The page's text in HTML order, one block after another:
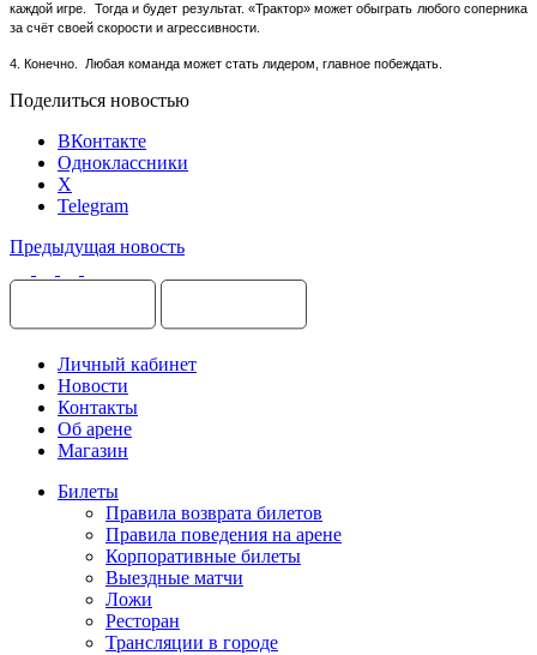
каждой игре.
Тогда и будет результат. «Трактор» может обыграть любого соперника
за счёт своей скорости и агрессивности.
4. Конечно. Любая команда может стать лидером, главное побеждать.
Поделиться новостью
ВКонтакте
Одноклассники
X
Telegram
Предыдущая новость
Личный кабинет
Новости
Контакты
Об арене
Магазин
Билеты
Правила возврата билетов
Правила поведения на арене
Корпоративные билеты
Выездные матчи
Ложи
Ресторан
Трансляции в городе